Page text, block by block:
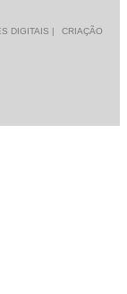
DIGITAIS |
CRIAÇÃO